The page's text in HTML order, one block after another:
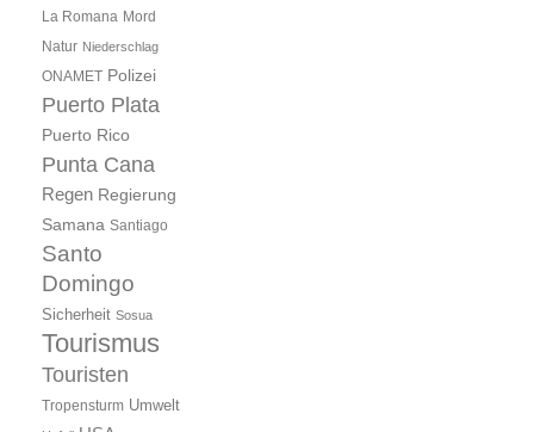
La Romana Mord
Natur Niederschlag
ONAMET Polizei
Puerto Plata
Puerto Rico
Punta Cana
Regen Regierung
Samana Santiago
Santo
Domingo
Sicherheit Sosua
Tourismus
Touristen
Tropensturm Umwelt